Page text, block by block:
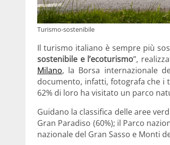
Turismo-sostenibile
Il turismo italiano è sempre più
sostenibile e l’ecoturismo”,
Milano, la Borsa internazionale
documento, infatti, fotografa che i
62% di loro ha visitato un parco
Guidano la classifica delle aree
Gran Paradiso (60%); il Parco
nazionale del Gran Sasso e Monti